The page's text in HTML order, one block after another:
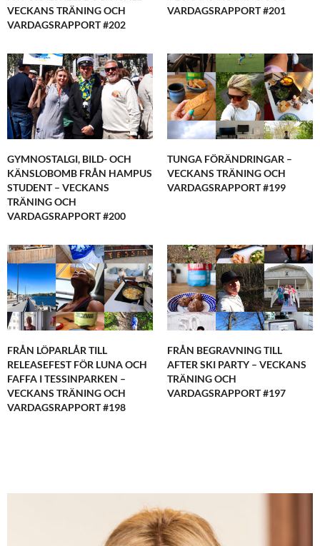
VECKANS TRÄNING OCH
VARDAGSRAPPORT #202
VARDAGSRAPPORT #201
GYMNOSTALGI, BILD- OCH
KÄNSLOBOMB FRÅN HAMPUS
STUDENT – VECKANS
TRÄNING OCH
VARDAGSRAPPORT #200
TUNGA FÖRÄNDRINGAR –
VECKANS TRÄNING OCH
VARDAGSRAPPORT #199
FRÅN LÖPARLÅR TILL
RELEASEFEST FÖR LUNA OCH
FAFFA I TESSINPARKEN –
VECKANS TRÄNING OCH
VARDAGSRAPPORT #198
FRÅN BEGRAVNING TILL
AFTER SKI PARTY – VECKANS
TRÄNING OCH
VARDAGSRAPPORT #197